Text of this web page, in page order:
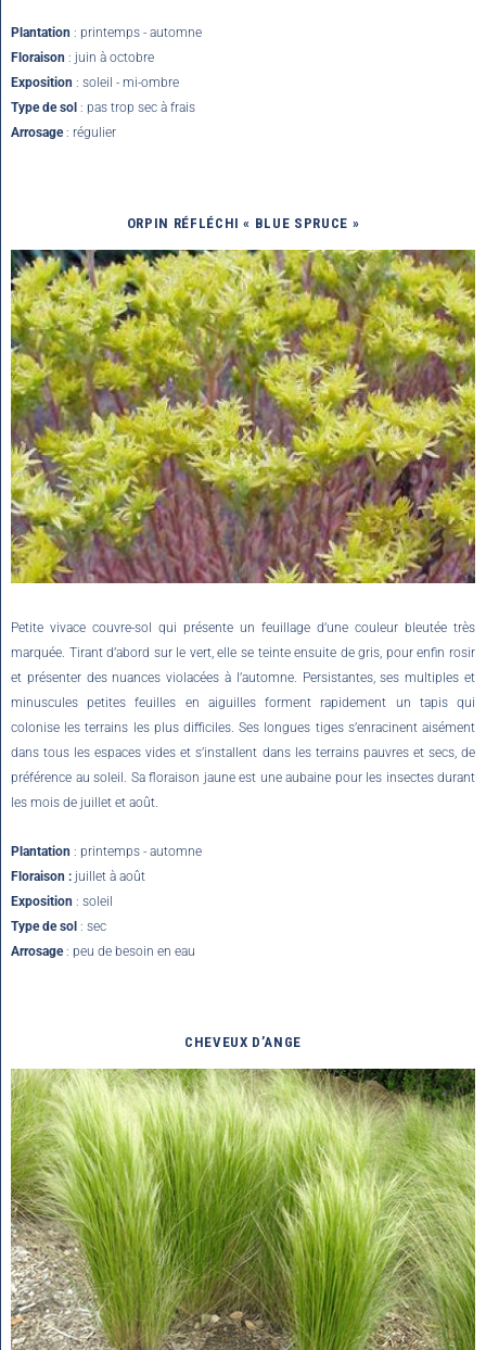
Plantation : printemps - automne
Floraison : juin à octobre
Exposition : soleil - mi-ombre
Type de sol : pas trop sec à frais
Arrosage: régulier
ORPIN RÉFLÉCHI « BLUE SPRUCE »
Petite vivace couvre-sol qui présente un feuillage d’une couleur bleutée très
marquée. Tirant d’abord sur le vert, elle se teinte ensuite de gris, pour enfin rosir
et présenter des nuances violacées à l’automne. Persistantes, ses multiples et
minuscules petites feuilles en aiguilles forment rapidement un tapis qui
colonise les terrains les plus difficiles. Ses longues tiges s’enracinent aisément
dans tous les espaces vides et s’installent dans les terrains pauvres et secs, de
préférence au soleil. Sa floraison jaune est une aubaine pour les insectes durant
les mois de juillet et août.
Plantation : printemps - automne
Floraison : juillet à août
Exposition : soleil
Type de sol : sec
Arrosage: peu de besoin en eau
CHEVEUX D’ANGE